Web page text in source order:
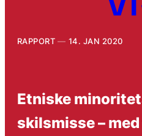
RAPPORT 14. JAN 2020
Etniske
skilsmisse –